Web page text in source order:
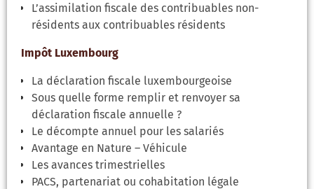
L’assimilation fiscale des contribuables non-
résidents aux contribuables résidents
Impôt Luxembourg
La déclaration fiscale luxembourgeoise
Sous quelle forme remplir et renvoyer sa
déclaration fiscale annuelle ?
Le décompte annuel pour les salariés
Avantage en Nature – Véhicule
Les avances trimestrielles
PACS, partenariat ou cohabitation légale